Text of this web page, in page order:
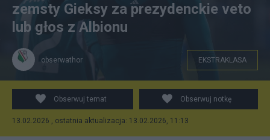
Fot. Woytek/Legionisci.com
zemsty Gieksy za prezydenckie veto
lub głos z Albionu
obserwathor EKSTRAKLASA
Obserwuj temat Obserwuj notkę
13.02.2026 , ostatnia aktualizacja: 13.02.2026, 11:13